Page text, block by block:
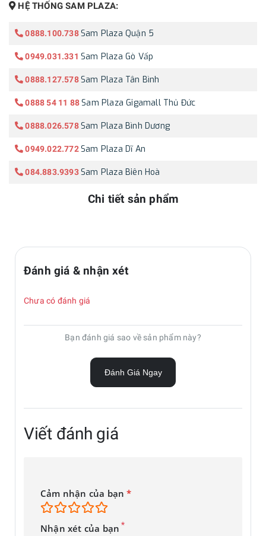
HỆ THỐNG SAM PLAZA:
0888.100.738 Sam Plaza Quận 5
0949.031.331 Sam Plaza Gò Vấp
0888.127.578 Sam Plaza Tân Bình
0888 54 11 88 Sam Plaza Gigamall Thủ Đức
0888.026.578 Sam Plaza Bình Dương
0949.022.772 Sam Plaza Dĩ An
084.883.9393 Sam Plaza Biên Hoà
Chi tiết sản phẩm
Đánh giá & nhận xét
Chưa có đánh giá
Bạn đánh giá sao về sản phẩm này?
Đánh Giá Ngay
Viết đánh giá
Cảm nhận của bạn*
Nhận xét của bạn *